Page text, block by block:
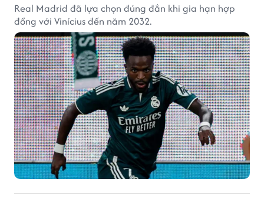
Real Madrid đã lựa chọn đúng đắn khi gia hạn hợp
đồng với Vinícius đến năm 2032.